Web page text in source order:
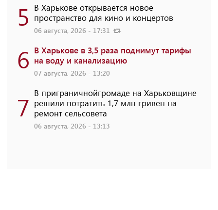
5 В Харькове открывается новое
пространство для кино и концертов
06 августа, 2026 - 17:31
6 В Харькове в 3,5 раза поднимут тарифы
на воду и канализацию
07 августа, 2026 - 13:20
7 В приграничнойгромаде на Харьковщине
решили потратить 1,7 млн ​​гривен на
ремонт сельсовета
06 августа, 2026 - 13:13